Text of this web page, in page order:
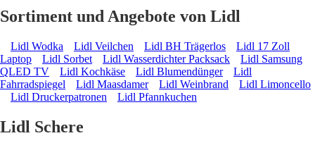
Sortiment und Angebote von Lidl
Lidl Wodka Lidl Veilchen Lidl BH Trägerlos
Lidl 17 Zoll
Laptop
Lidl Sorbet Lidl Wasserdichter Packsack
Lidl Samsung
QLED TV
Lidl Kochkäse Lidl Blumendünger
Lidl
Fahrradspiegel
Lidl Maasdamer Lidl Weinbrand
Lidl Limoncello
Lidl Druckerpatronen
Lidl Pfannkuchen
Lidl Schere